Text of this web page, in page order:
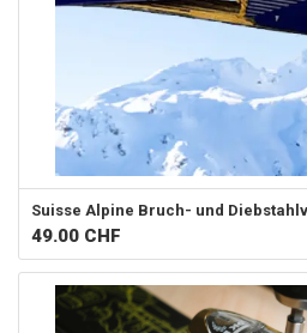
Suisse Alpine Bruch- und
49.00 CHF